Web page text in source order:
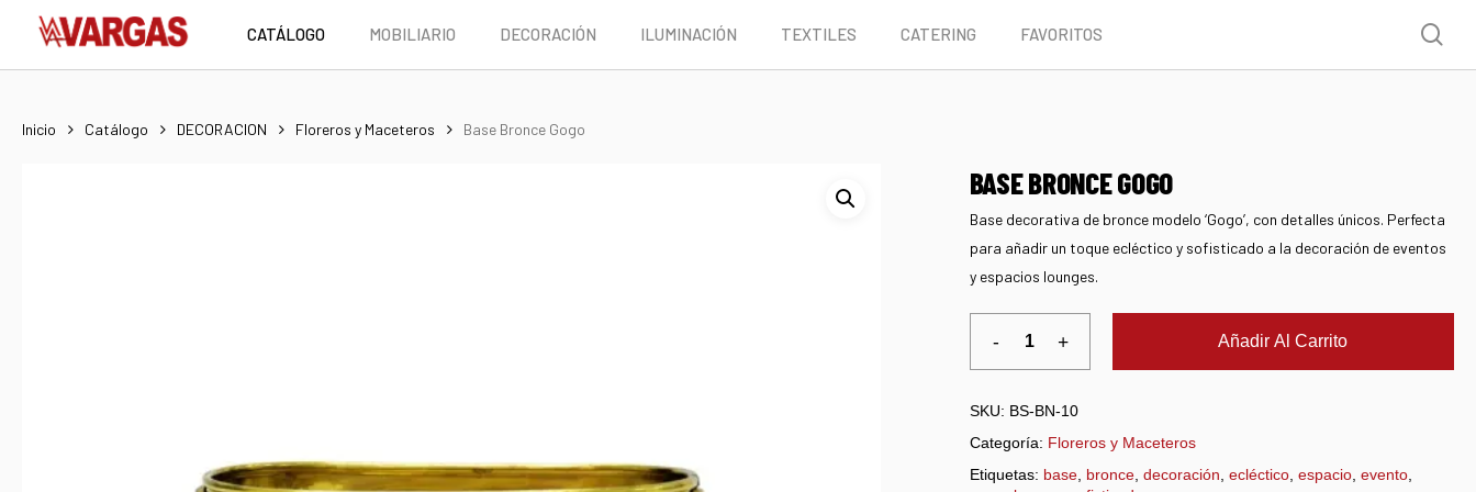
main
CATÁLOGO MOBILIARIO DECORACIÓN ILUMINACIÓN TEXTILES CATERING FAVORITOS
Inicio Catálogo DECORACION Floreros y Maceteros Base Bronce Gogo
BASE BRONCE GOGO
Base decorativa de bronce modelo ‘Gogo’, con detalles únicos. Perfecta
para añadir un toque ecléctico y sofisticado a la decoración de eventos
y espacios lounges.
Añadir Al Carrito
SKU: BS-BN-10
Categoría: Floreros y Maceteros
Etiquetas: base, bronce, decoración ecléctico, espacio, evento,